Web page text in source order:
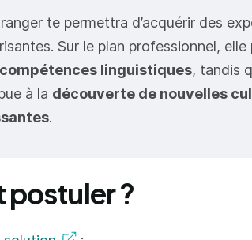
te permettra d’acquérir des
Sur le plan professionnel,
linguistiques, tandis
à la découverte de nouvelles
.
?